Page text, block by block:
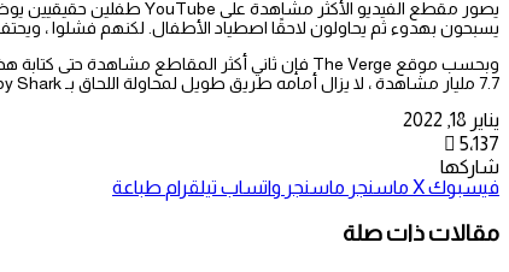
يسبحون بهدوء ثم يحاولون لاحقًا اصطياد الأطفال. لكنهم فشلوا ،
7.7 مليار مشاهدة ، لا يزال أمامه طريق طويل لمحاولة اللحاق بـ Baby Shark.
يناير 18, 2022
5٬137
شاركها
فيسبوك‫X ماسنجر ماسنجر واتساب تيلقرام طباعة
مقالات ذات صلة